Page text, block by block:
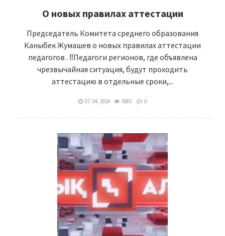
О новых правилах аттестации
Председатель Комитета среднего образования
Каныбек Жумашев о новых правилах аттестации
педагогов . ‼️Педагоги регионов, где объявлена
чрезвычайная ситуация, будут проходить
аттестацию в отдельные сроки,...
07. 04. 2024 3085 0